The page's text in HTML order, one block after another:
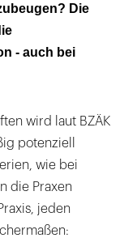
Die
- auch bei
wird laut BZÄK
potenziell
wie bei
die Praxen
jeden